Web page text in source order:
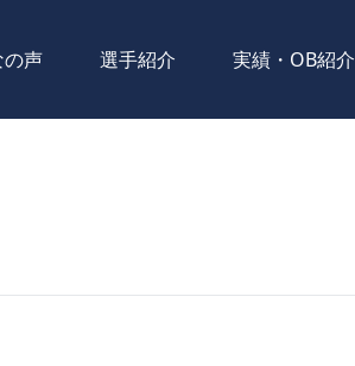
声 選手紹介 実績・OB紹介